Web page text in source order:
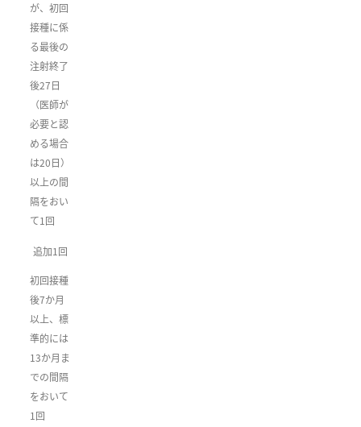
が、初回
接種に係
る最後の
注射終了
後27日
（医師が
必要と認
める場合
は20日）
以上の間
隔をおい
て1回
追加1回
初回接種
後7か月
以上、標
準的には
13か月ま
での間隔
をおいて
1回